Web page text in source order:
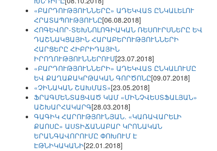
«ԲԱՐԴՈՒԹՅՈՒՆՆԵՐԸ» ԱԴԵԿՎԱՏ ԸՆԿԱԼԵԼՈՒ
ՀՐԱՏԱՊՈՒԹՅՈՒՆԸ[06.08.2018]
ՀՈԳԵՎՈՐ-ՏԵԽՆՈԼՈԳԻԱԿԱՆ ՌԵՍՈՒՐՍՆԵՐԸ ԵՎ
ԴԱՇՆԱԿՑԱՅԻՆ ՀԱՐԱԲԵՐՈՒԹՅՈՒՆՆԵՐԻ
ՀԱՐՑԵՐԸ ՀԻԲՐԻԴԱՅԻՆ
ԻՐՈՂՈՒԹՅՈՒՆՆԵՐՈՒՄ[23.07.2018]
«ԲԱՐԴՈՒԹՅՈՒՆՆԵՐԻ» ԱԴԵԿՎԱՏ ԸՆԿԱԼՈՒՄԸ
ԵՎ ՔԱՂԱՔԱԿՐԹԱԿԱՆ ԳՈՐԾՈՆԸ[09.07.2018]
«ՉԻՆԱԿԱՆ ՇԱԽՄԱՏ»[23.05.2018]
ՖՐԱԳՄԵՆՏԱՑՎԱԾ ԿԱՄ «ՄԻՆՉՎԵՍՏՖԱԼՅԱՆ»
ԱՇԽԱՐՀԱԿԱՐԳ[28.03.2018]
ԳԱԳԻԿ ՀԱՐՈՒԹՅՈՒՆՅԱՆ. «ԿԱՌԱՎԱՐԵԼԻ
ՔԱՈՍԸ» ԱՍՏԻՃԱՆԱԲԱՐ ԿՐՈՆԱԿԱՆ
ԵՐԱՆԳԱՎՈՐՈՒՄԸ ՓՈԽՈՒՄ Է
ԷԹՆԻԿԱԿԱՆԻ[22.01.2018]